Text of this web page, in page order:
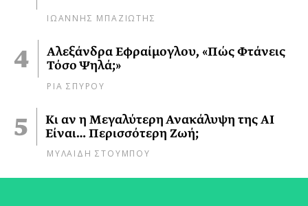
ΙΩΑΝΝΗΣ ΜΠΑΖΙΩΤΗΣ
Αλεξάνδρα Εφραίμογλου, «Πώς Φτάνεις
Τόσο Ψηλά;»
ΡΙΑ ΣΠΥΡΟΥ
Κι αν η Μεγαλύτερη Ανακάλυψη της AI
Είναι… Περισσότερη Ζωή;
ΜΥΛΑΙΔΗ ΣΤΟΥΜΠΟΥ